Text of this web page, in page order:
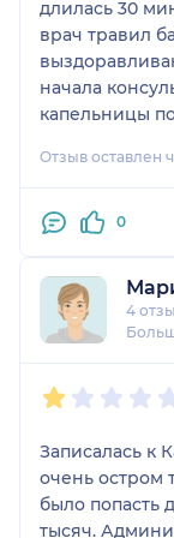
чтоб
подшиться
длилась 30
врач травил
начала
капельницы
стоимость
По
на
выписано не
Отзыв оставлен
0
4
Записалась к
очень остром
было попасть
тысяч.